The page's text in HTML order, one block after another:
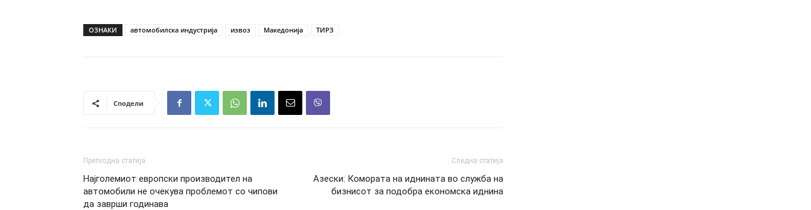
ОЗНАКИ автомобилска индустрија извоз Македонија ТИРЗ
Сподели
Претходна статија
Најголемиот европски производител на
автомобили не очекува проблемот со чипови
да заврши годинава
Следна статија
Азески: Комората на иднината во служба на
бизнисот за подобра економска иднина